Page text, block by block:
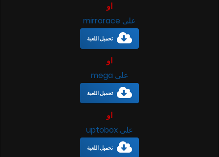
او
على mirrorace
تحميل اللعبة
او
على mega
تحميل اللعبة
او
على uptobox
تحميل اللعبة